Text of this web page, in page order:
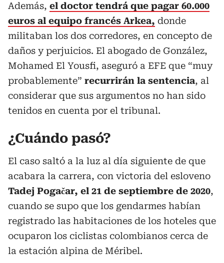
Además, el doctor tendrá que pagar 60.000
euros al equipo francés Arkea, donde
militaban los dos corredores, en concepto de
daños y perjuicios. El abogado de González,
Mohamed El Yousfi, aseguró a EFE que “muy
probablemente” recurrirán la sentencia, al
considerar que sus argumentos no han sido
tenidos en cuenta por el tribunal.
¿Cuándo pasó?
El caso saltó a la luz al día siguiente de que
acabara la carrera, con victoria del esloveno
Tadej Pogačar, el 21 de septiembre de 2020,
cuando se supo que los gendarmes habían
registrado las habitaciones de los hoteles que
ocuparon los ciclistas colombianos cerca de
la estación alpina de Méribel.